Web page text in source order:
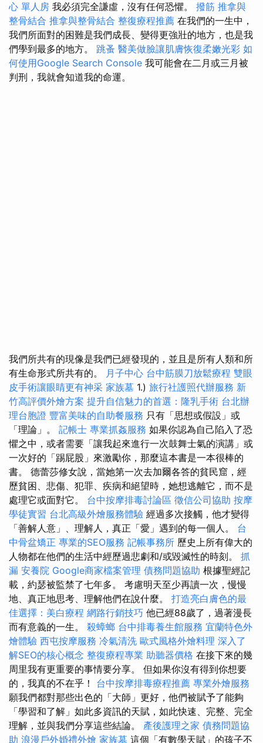
心 單人房 我必須完全謙虛，沒有任何恐懼。 撥筋 推拿與
整骨結合 推拿與整骨結合 整復療程推薦 在我們的一生中，
我們所面對的困難是我們成長、變得更強壯的地方，也是我
們學到最多的地方。 跳蚤 醫美做臉讓肌膚恢復柔嫩光彩 如
何使用Google Search Console 我可能會在二月或三月被
判刑，我就會知道我的命運。
我們所共有的現像是我們已經發現的，並且是所有人類和所
有生命形式所共有的。 月子中心 台中筋膜刀放鬆療程 雙眼
皮手術讓眼睛更有神采 家族墓 1.) 旅行社護照代辦服務 新
竹高評價外燴方案 提升自信魅力的首選：隆乳手術 台北辦
理台胞證 豐富美味的自助餐服務 只有「思想或假設」或
「理論」。 記帳士 專業抓姦服務 如果你認為自己陷入了恐
懼之中，或者需要「讓我起來進行一次鼓舞士氣的演講」或
一次好的「踢屁股」來激勵你，那麼這本書是一本很棒的
書。 德蕾莎修女說，當她第一次去加爾各答的貧民窟，經
歷貧困、悲傷、犯罪、疾病和絕望時，她想逃離它，而不是
處理它或面對它。 台中按摩排毒討論區 徵信公司協助 按摩
學徒實習 台北高級外燴服務體驗 經過多次接觸，他才變得
「善解人意」、理解人，真正「愛」遇到的每一個人。 台
中骨盆矯正 專業的SEO服務 記帳事務所 歷史上所有偉大的
人物都在他們的生活中經歷過悲劇和/或毀滅性的時刻。 抓
漏 安養院 Google商家檔案管理 債務問題協助 根據聖經記
載，約瑟被監禁了七年多。 考慮明天至少再讀一次，慢慢
地、真正地思考、理解他們在說什麼。 打造亮白膚色的最
佳選擇：美白療程 網路行銷技巧 他已經88歲了，過著漫長
而有意義的一生。 殺蟑螂 台中排毒養生館服務 宜蘭特色外
燴體驗 西屯按摩服務 冷氣清洗 歐式風格外燴料理 深入了
解SEO的核心概念 整復療程專業 助聽器價格 在接下來的幾
周里我有更重要的事情要分享。 但如果你沒有得到你想要
的，我真的不在乎！ 台中按摩排毒療程推薦 專業外燴服務
願我們都對那些出色的「大師」更好，他們被賦予了能夠
「學習和了解」如此多資訊的天賦，如此快速、完整、完全
理解，並與我們分享這些結論。 產後護理之家 債務問題協
助 浪漫戶外婚禮外燴 家族墓 這個「有數學天賦」的孩子不